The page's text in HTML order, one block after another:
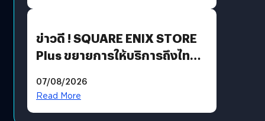
ข่าวดี ! SQUARE ENIX STORE
Plus ขยายการให้บริการถึงไทย
โดยตรง
07/08/2026
Read More